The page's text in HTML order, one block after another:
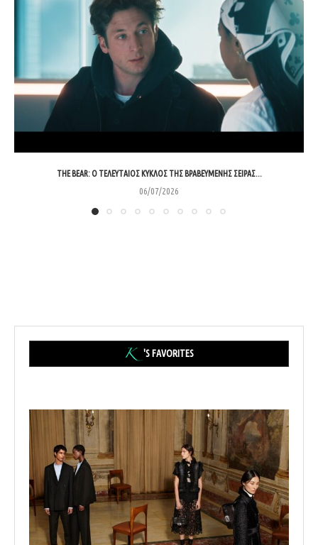
THE BEAR: Ο ΤΕΛΕΥΤΑΊΟΣ ΚΎΚΛΟΣ ΤΗΣ ΒΡΑΒΕΥΜΈΝΗΣ ΣΕΙΡΆΣ...
06/07/2026
'S FAVORITES